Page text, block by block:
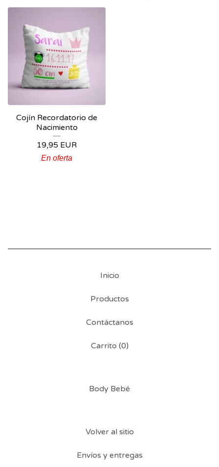
Cojín Recordatorio de
Nacimiento
19,95 EUR
En oferta
Inicio
Productos
Contáctanos
Carrito (0)
Body Bebé
Volver al sitio
Envíos y entregas